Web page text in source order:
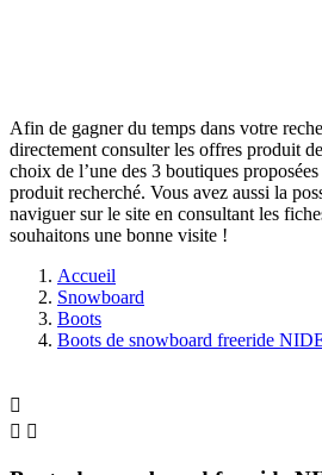
Afin de gagner du temps dans votre
directement consulter les offres produit
choix de l’une des 3 boutiques
produit recherché. Vous avez aussi la
naviguer sur le site en consultant les
souhaitons une bonne visite !
Accueil
Snowboard
Boots
Boots de snowboard freeride

 